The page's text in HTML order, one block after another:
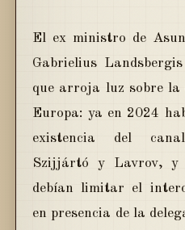
El ex ministro de
Gabrielius
que arroja luz sobre la
Europa: ya en 2024
existencia del
Szijjártó y Lavrov, y
debían limitar el
en presencia de la